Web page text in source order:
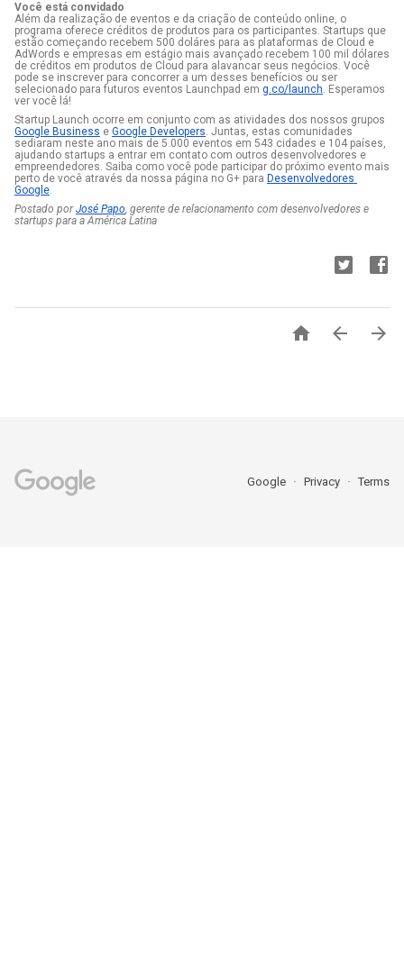
Você está convidado
Além da realização de eventos e da criação de conteúdo online, o
programa oferece créditos de produtos para os participantes. Startups que
estão começando recebem 500 doláres para as plataformas de Cloud e
AdWords e empresas em estágio mais avançado recebem 100 mil dólares
de créditos em produtos de Cloud para alavancar seus negócios. Você
pode se inscrever para concorrer a um desses benefícios ou ser
selecionado para futuros eventos Launchpad em g.co/launch. Esperamos
ver você lá!
Google Business e Google Developers. Juntas, estas comunidades
sediaram neste ano mais de 5.000 eventos em 543 cidades e 104 países,
ajudando startups a entrar em contato com outros desenvolvedores e
empreendedores. Saiba como você pode participar do próximo evento mais
perto de você através da nossa página no G+ para Desenvolvedores
Google.
Postado por José Papo, gerente de relacionamento com desenvolvedores e
startups para a América Latina
  
Google Privacy Terms